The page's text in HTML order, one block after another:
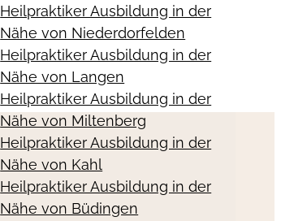
Heilpraktiker Ausbildung in der
Nähe von Niederdorfelden
Heilpraktiker Ausbildung in der
Nähe von Langen
Heilpraktiker Ausbildung in der
Nähe von Miltenberg
Heilpraktiker Ausbildung in der
Nähe von Kahl
Heilpraktiker Ausbildung in der
Nähe von Büdingen